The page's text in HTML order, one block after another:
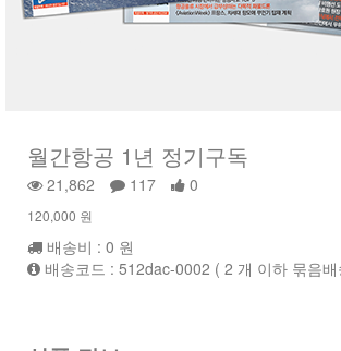
월간항공 1년 정기구독
21,862 117 0
120,000 원
배송비 : 0 원
배송코드 : 512dac-0002 ( 2 개 이하 묶음배